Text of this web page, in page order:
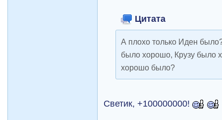
Цитата
А плохо только Иден
было хорошо, Крузу было
хорошо было?
Светик, +100000000!